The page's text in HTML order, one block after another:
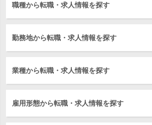
職種から転職・求人情報を探す
勤務地から転職・求人情報を探す
業種から転職・求人情報を探す
雇用形態から転職・求人情報を探す